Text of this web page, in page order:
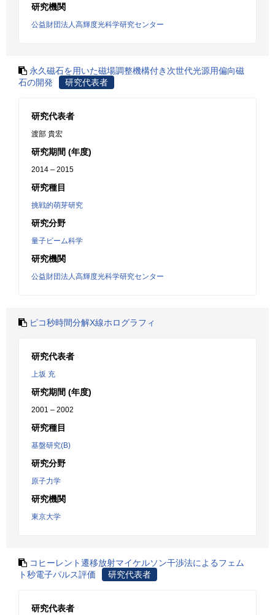
研究機関
公益財団法人高輝度光科学研究センター
永久磁石を用いた磁場調整機構付き次世代光源用偏向磁
石の開発
研究代表者
研究代表者
渡部 貴宏
研究期間 (年度)
2014 – 2015
研究種目
挑戦的萌芽研究
研究分野
量子ビーム科学
研究機関
公益財団法人高輝度光科学研究センター
ピコ秒時間分解X線ホログラフィ
研究代表者
上坂 充
研究期間 (年度)
2001 – 2002
研究種目
基盤研究(B)
研究分野
原子力学
研究機関
東京大学
コヒーレント遷移放射マイケルソン干渉法によるフェム
ト秒電子パルス評価
研究代表者
研究代表者